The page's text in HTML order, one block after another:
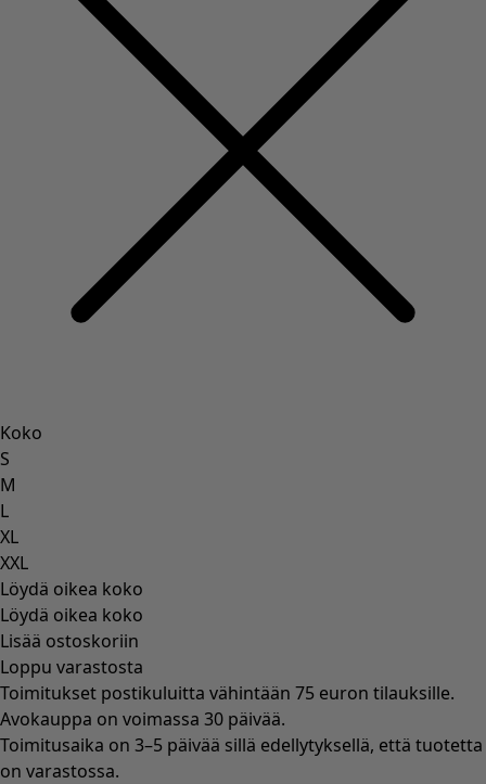
Koko
S
M
L
XL
XXL
Löydä oikea koko
Löydä oikea koko
Lisää ostoskoriin
Loppu varastosta
Toimitukset postikuluitta vähintään 75 euron tilauksille.
Avokauppa on voimassa 30 päivää.
Toimitusaika on 3–5 päivää sillä edellytyksellä, että tuotetta
on varastossa.